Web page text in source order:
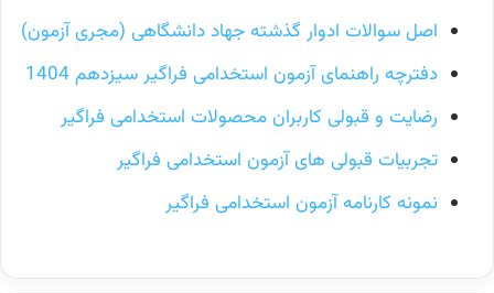
اصل سوالات ادوار گذشته جهاد دانشگاهی (مجری آزمون)
دفترچه راهنمای آزمون استخدامی فراگیر سیزدهم 1404
رضایت و قبولی کاربران محصولات استخدامی فراگیر
تجربیات قبولی های آزمون استخدامی فراگیر
نمونه کارنامه آزمون استخدامی فراگیر